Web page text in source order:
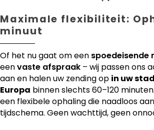
Maximale flexibiliteit:
minuut
Of het nu gaat om een spoedeisende
eenvaste afspraak – wij passen ons
aan en halen uw zending op in uw
Europa binnen slechts 60–120
een flexibele ophaling die naadloos
tijdschema. Geen wachttijd, geen